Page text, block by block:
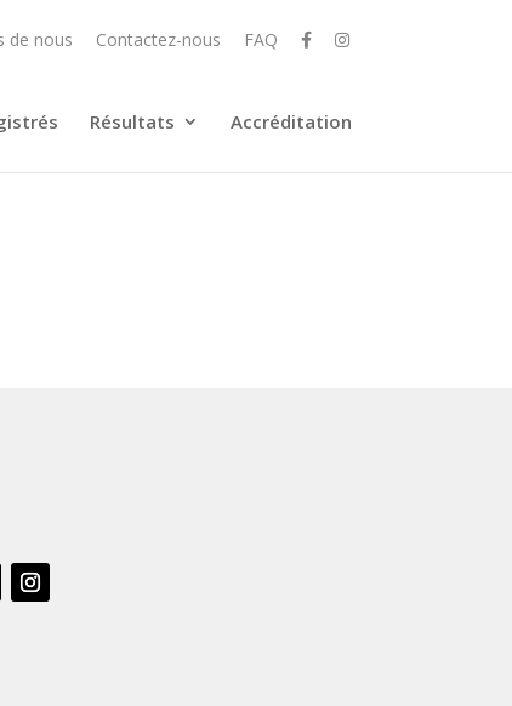
de nous Contactez-nous FAQ
Résultats Accréditation